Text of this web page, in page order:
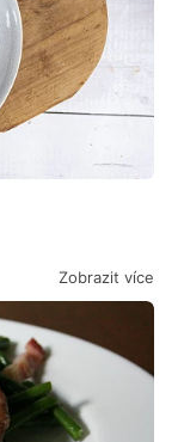
Zobrazit více